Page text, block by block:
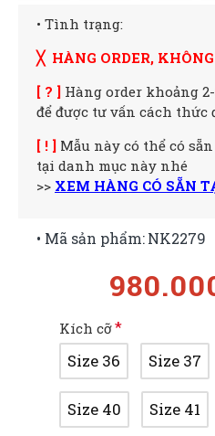
• Tình trạng:
╳ HÀNG ORDER,
[ ? ] Hàng order khoảng
để được tư vấn cách
[ ! ] Mẫu này có thể có
tại danh mục này nhé
>> XEM HÀNG CÓ SẴN
• Mã sản phẩm:NK2279
Kích cỡ
Size 36 Size 37
Size 40 Size 41